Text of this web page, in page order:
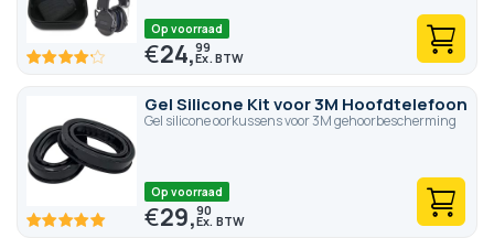
83.4 100
Op voorraad
€24,99
Gel Silicone Kit voor 3M Hoofdtelefoon
Gel silicone oorkussens voor 3M gehoorbescherming
100 100
Op voorraad
€29,90